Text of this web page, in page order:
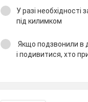
У разі необхідності
під килимком
Якщо подзвонили в
і подивитися, хто